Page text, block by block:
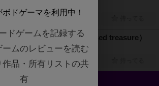
ールの呪宝（Fafnir's cursed treasure）
10分～30分 10歳～ 2020年～
経験あり お気に入り
ボドゲーマを利用中！
ドゲームを記録する
ムのレビューを読む
作品・所有リストの共
有